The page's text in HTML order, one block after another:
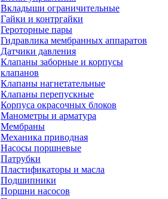
Вкладыши ограничительные
Гайки и контргайки
Героторные пары
Гидравлика мембранных аппаратов
Датчики давления
Клапаны заборные и корпусы
клапанов
Клапаны нагнетательные
Клапаны перепускные
Корпуса окрасочных блоков
Манометры и арматура
Мембраны
Механика приводная
Насосы поршневые
Патрубки
Пластификаторы и масла
Подшипники
Поршни насосов